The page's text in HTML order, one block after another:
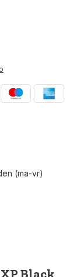
(ma-vr)
Black